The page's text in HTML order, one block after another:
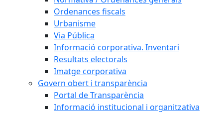
Ordenances fiscals
Urbanisme
Via Pública
Informació corporativa. Inventari
Resultats electorals
Imatge corporativa
Govern obert i transparència
Portal de Transparència
Informació institucional i organitzativa